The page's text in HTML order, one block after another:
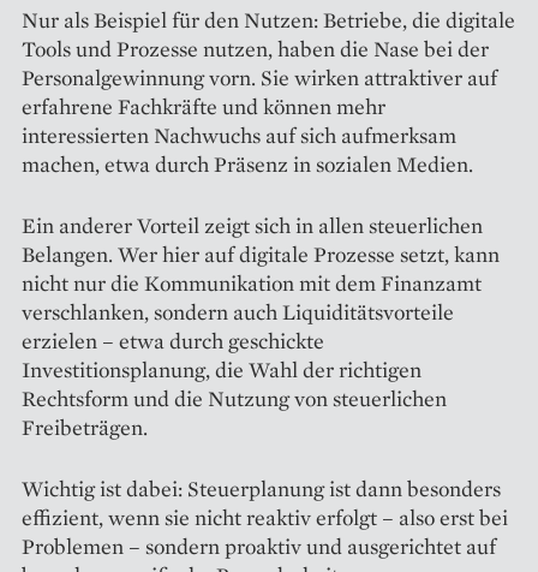
Nur als Beispiel für den Nutzen: Betriebe, die digitale
Tools und Prozesse nutzen, haben die Nase bei der
Personalgewinnung vorn. Sie wirken attraktiver auf
erfahrene Fachkräfte und können mehr
interessierten Nachwuchs auf sich aufmerksam
machen, etwa durch Präsenz in sozialen Medien.
Ein anderer Vorteil zeigt sich in allen steuerlichen
Belangen. Wer hier auf digitale Prozesse setzt, kann
nicht nur die Kommunikation mit dem Finanzamt
verschlanken, sondern auch Liquiditätsvorteile
erzielen – etwa durch geschickte
Investitionsplanung, die Wahl der richtigen
Rechtsform und die Nutzung von steuerlichen
Freibeträgen.
Wichtig ist dabei: Steuerplanung ist dann besonders
effizient, wenn sie nicht reaktiv erfolgt – also erst bei
Problemen – sondern proaktiv und ausgerichtet auf